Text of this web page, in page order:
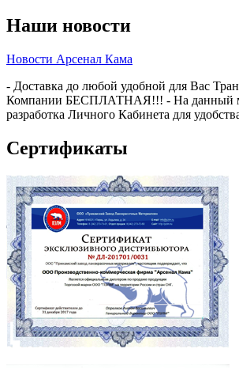
Наши новости
Новости Арсенал Кама
- Доставка до любой удобной для Вас
Компании БЕСПЛАТНАЯ!!! - На данный
разработка Личного Кабинета для
Сертификаты